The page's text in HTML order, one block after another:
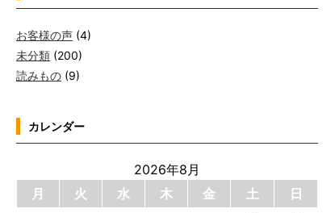
お客様の声 (4)
未分類 (200)
読みもの (9)
カレンダー
2026年8月
月
火 水 木 金 土 日